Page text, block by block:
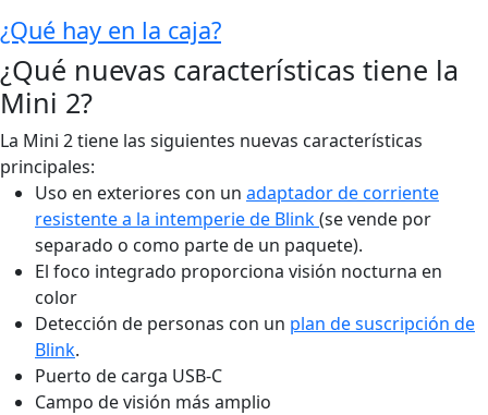
¿Qué hay en la caja?
¿Qué nuevas características tiene la
Mini 2?
La Mini 2 tiene las siguientes nuevas características
principales:
Uso en exteriores con un adaptador de corriente
resistente a la intemperie de Blink(se vende por
separado o como parte de un paquete).
El foco integrado proporciona visión nocturna en
color
Detección de personas con un plan de suscripción de
Blink.
Puerto de carga USB-C
Campo de visión más amplio